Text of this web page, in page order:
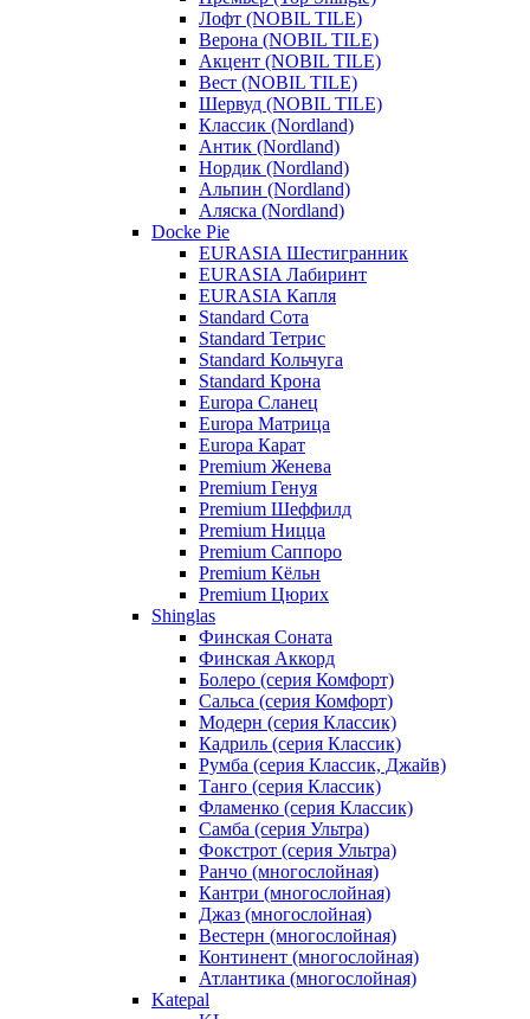
Лофт (NOBIL TILE)
Верона (NOBIL TILE)
Акцент (NOBIL TILE)
Вест (NOBIL TILE)
Шервуд (NOBIL TILE)
Классик (Nordland)
Антик (Nordland)
Нордик (Nordland)
Альпин (Nordland)
Аляска (Nordland)
Docke Pie
EURASIA Шестигранник
EURASIA Лабиринт
EURASIA Капля
Standard Сота
Standard Тетрис
Standard Кольчуга
Standard Крона
Europa Сланец
Europa Матрица
Europa Карат
Premium Женева
Premium Генуя
Premium Шеффилд
Premium Ницца
Premium Саппоро
Premium Кёльн
Premium Цюрих
Shinglas
Финская Соната
Финская Аккорд
Болеро (серия Комфорт)
Сальса (серия Комфорт)
Модерн (серия Классик)
Кадриль (серия Классик)
Румба (серия Классик, Джайв)
Танго (серия Классик)
Фламенко (серия Классик)
Самба (серия Ультра)
Фокстрот (серия Ультра)
Ранчо (многослойная)
Кантри (многослойная)
Джаз (многослойная)
Вестерн (многослойная)
Континент (многослойная)
Атлантика (многослойная)
Katepal